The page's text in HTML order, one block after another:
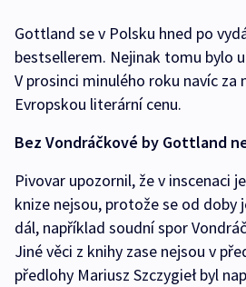
Gottland se v Polsku hned po
bestsellerem. Nejinak tomu bylo
V prosinci minulého roku navíc za
Evropskou literární cenu.
Bez Vondráčkové by Gottland
Pivovar upozornil, že v inscenaci
knize nejsou, protože se od doby
dál, například soudní spor
Jiné věci z knihy zase nejsou v
předlohy Mariusz Szczygieł byl